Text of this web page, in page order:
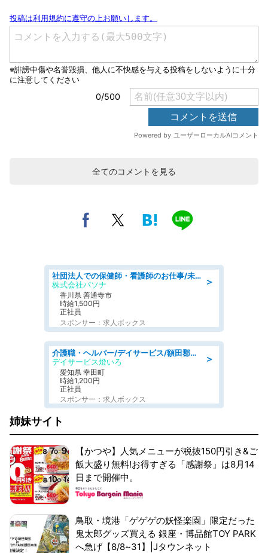
全てのコメントを見る
＞
社団法人での保健師・看護師のお仕事/未経験OK/要資格:普通免許、保健師、正看護師
株式会社パソナ
香川県 善通寺市
時給1,500円
正社員
スポンサー：求人ボックス
＞
介護職・ヘルパー/デイサービス/額田郡幸田町/JR東海道本線 幸田/愛知県
デイサービス燈いろ
愛知県 幸田町
時給1,200円
正社員
スポンサー：求人ボックス
姉妹サイト
【かつや】人気メニューが税抜150円引き&ご
飯大盛り無料!お得すぎる「感謝祭」は8月14
日まで開催中。
鳥取・境港「ゲゲゲの妖怪楽園」限定だった
鬼太郎グッズ買える 銀座・博品館TOY PARK
へ急げ【8/8~31】|Jタウンネット